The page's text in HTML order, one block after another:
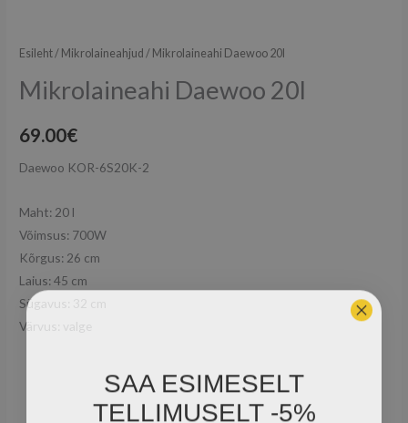
Esileht/ Mikrolaineahjud / Mikrolaineahi Daewoo 20l
Mikrolaineahi Daewoo 20l
69.00€
Daewoo KOR-6S20K-2
Maht: 20 l
Võimsus: 700W
Kõrgus: 26 cm
Laius: 45 cm
Sügavus: 32 cm
Värvus: valge
SAA ESIMESELT
TELLIMUSELT -5%